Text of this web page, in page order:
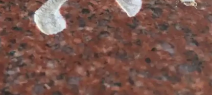
אנו בבר גינון מצבות בהחלט ממליצים
תשומת הלב למחשבה אודות הכתיבה. כמו
בנוסף, תוכלו לצפות במגווןתמונות של
יצירת קשר לבירור שירות